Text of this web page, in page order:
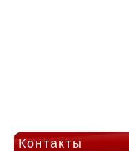
Контакты